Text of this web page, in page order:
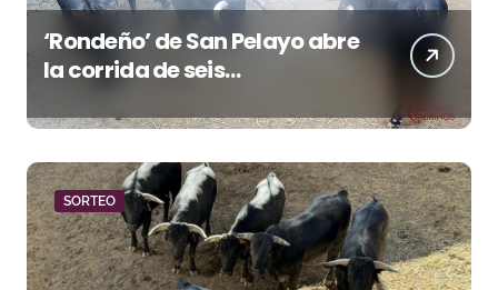
‘Rondeño’ de San Pelayo abre
la corrida de seis
Santa María esta noche
SORTEO